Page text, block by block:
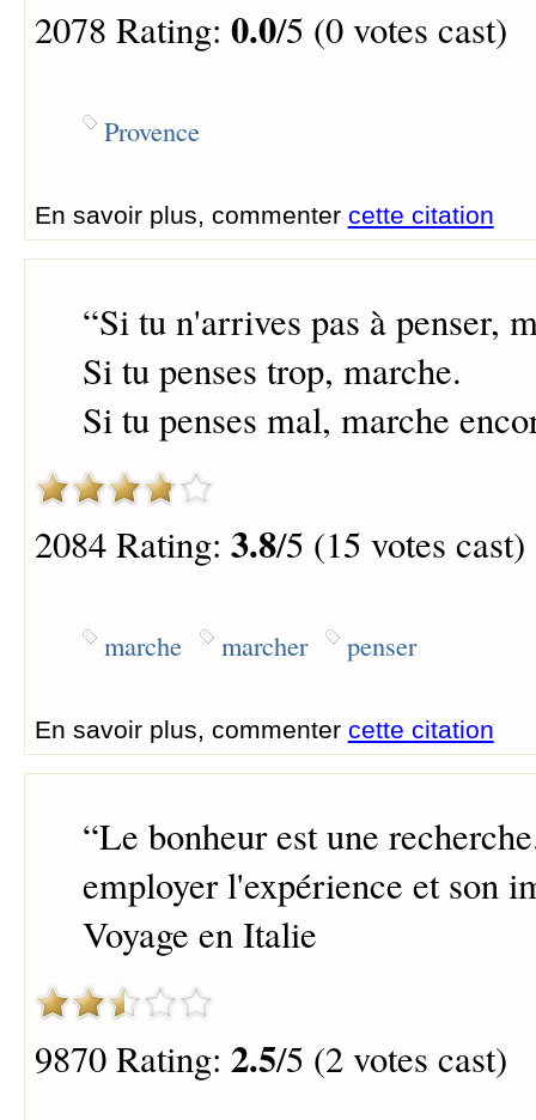
2078 Rating: 0.0/5 (0 votes cast)
Provence
En savoir plus, commenter cette citation
“Si tu n'arrives pas à penser,
Si tu penses trop, marche.
Si tu penses mal, marche
2084 Rating: 3.8/5 (15 votes cast)
marche marcher penser
En savoir plus, commenter cette citation
“Le bonheur est une
employer l'expérience et son
Voyage en Italie
9870 Rating: 2.5/5 (2 votes cast)